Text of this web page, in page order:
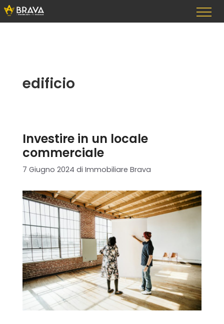
Vai
al
contenuto
edificio
Investire in un locale
commerciale
7 Giugno 2024 di Immobiliare Brava